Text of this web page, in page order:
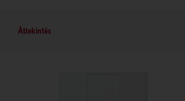
Áttekintés